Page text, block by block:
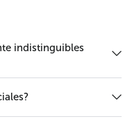
indistinguibles